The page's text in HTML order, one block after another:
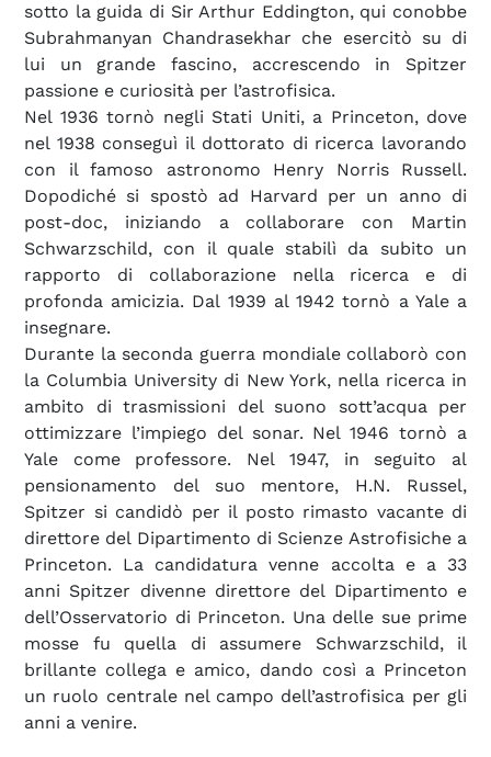
sotto la guida di Sir Arthur Eddington, qui conobbe
Subrahmanyan Chandrasekhar che esercitò su di
lui un grande fascino, accrescendo in Spitzer
passione e curiosità per l’astrofisica.
Nel 1936 tornò negli Stati Uniti, a Princeton, dove
nel 1938 conseguì il dottorato di ricerca lavorando
con il famoso astronomo Henry Norris Russell.
Dopodiché si spostò ad Harvard per un anno di
post-doc, iniziando a collaborare con Martin
Schwarzschild, con il quale stabilì da subito un
rapporto di collaborazione nella ricerca e di
profonda amicizia. Dal 1939 al 1942 tornò a Yale a
insegnare.
Durante la seconda guerra mondiale collaborò con
la Columbia University di New York, nella ricerca in
ambito di trasmissioni del suono sott’acqua per
ottimizzare l’impiego del sonar. Nel 1946 tornò a
Yale come professore. Nel 1947, in seguito al
pensionamento del suo mentore, H.N. Russel,
Spitzer si candidò per il posto rimasto vacante di
direttore del Dipartimento di Scienze Astrofisiche a
Princeton. La candidatura venne accolta e a 33
anni Spitzer divenne direttore del Dipartimento e
dell’Osservatorio di Princeton. Una delle sue prime
mosse fu quella di assumere Schwarzschild, il
brillante collega e amico, dando così a Princeton
un ruolo centrale nel campo dell’astrofisica per gli
anni a venire.